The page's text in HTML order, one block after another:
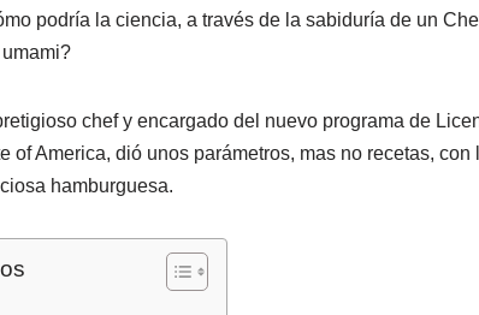
podría la ciencia, a través de la sabiduría de un
chef y encargado del nuevo programa de
of America, dió unos parámetros, mas no recetas,
hamburguesa.